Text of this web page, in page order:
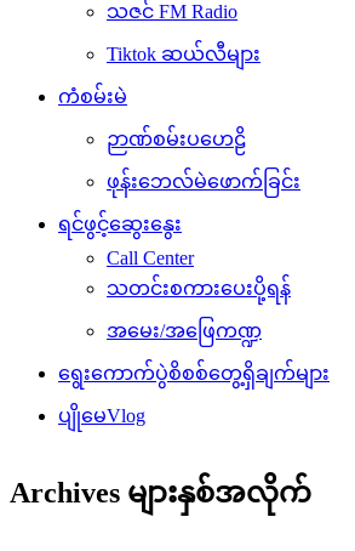
သဇင် FM Radio
Tiktok ဆယ်လီများ
ကံစမ်းမဲ
ဉာဏ်စမ်းပဟေဠိ
ဖုန်းဘေလ်မဲဖောက်ခြင်း
ရင်ဖွင့်ဆွေးနွေး
Call Center
သတင်းစကားပေးပို့ရန်
အမေး/အဖြေကဏ္ဍ
ရွေးကောက်ပွဲစိစစ်တွေ့ရှိချက်များ
ပျိုမေVlog
Archives များနှစ်အလိုက်